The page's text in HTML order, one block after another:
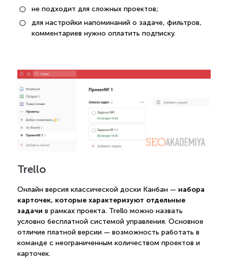
не подходит для сложных проектов;
для настройки напоминаний о задаче, фильтров,
комментариев нужно оплатить подписку.
Trello
Онлайн версия классической доски Канбан — набора
карточек, которые характеризуют отдельные
задачи в рамках проекта. Trello можно назвать
условно бесплатной системой управления. Основное
отличие платной версии — возможность работать в
команде с неограниченным количеством проектов и
карточек.